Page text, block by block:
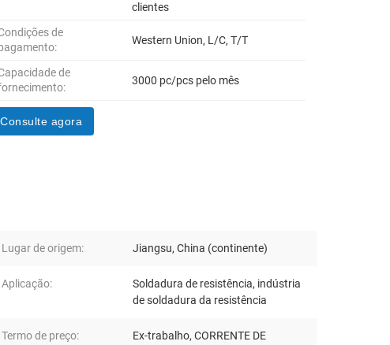
clientes
de
Western Union, L/C, T/T
de
3000 pc/pcs pelo mês
Consulte agora
Lugar de origem: Jiangsu, China (continente)
Aplicação:
Soldadura de resistência, indústria
de soldadura da resistência
Termo de preço:
Ex-trabalho, CORRENTE DE